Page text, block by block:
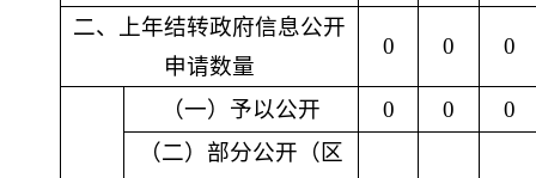
二、上年结转政府信息公开
申请数量
0 0 0
（一）予以公开 0 0
0
（二）部分公开（区